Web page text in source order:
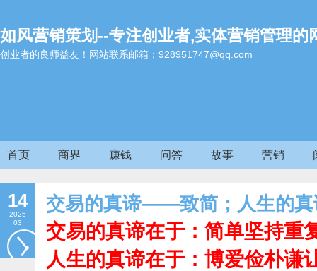
如风营销策划--专注创业者,实体营销管理的
创业者的良师益友！网站联系邮箱；928951747@qq.com
首页 商界 赚钱 问答 故事 营销
14
2025
03
交易的真谛——致简；人生的
交易的真谛在于：简单坚持重
人生的真谛在于：博爱俭朴谦